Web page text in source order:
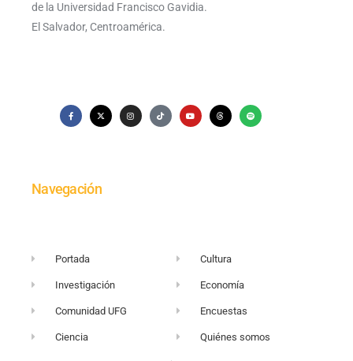
de la Universidad Francisco Gavidia.
El Salvador, Centroamérica.
Navegación
Portada
Investigación
Comunidad UFG
Ciencia
Cultura
Economía
Encuestas
Quiénes somos